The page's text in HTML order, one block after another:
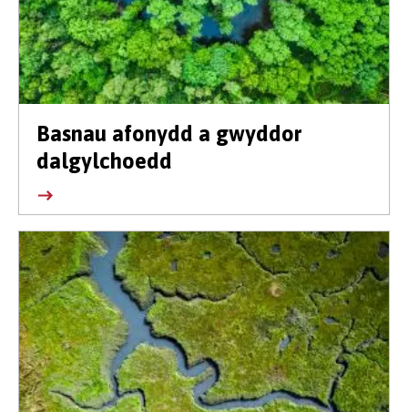
Basnau afonydd a gwyddor
dalgylchoedd